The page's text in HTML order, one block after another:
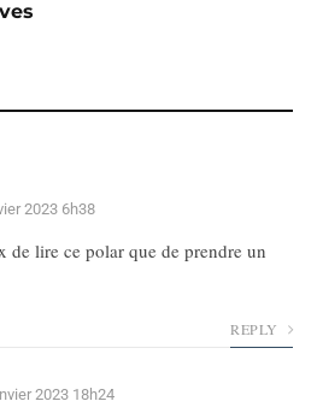
2023 6h38
de lire ce polar que de prendre un
REPLY
2023 18h24